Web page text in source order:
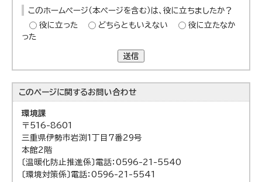
このホームページ（本ページを含む）は、役に立ちましたか？
役に立った
どちらともいえない
役に立たなか
った
送信
このページに関するお問い合わせ
環境課
〒516-8601
三重県伊勢市岩渕1丁目7番29号
本館2階
〔温暖化防止推進係〕電話：0596-21-5540
〔環境対策係〕電話：0596-21-5541